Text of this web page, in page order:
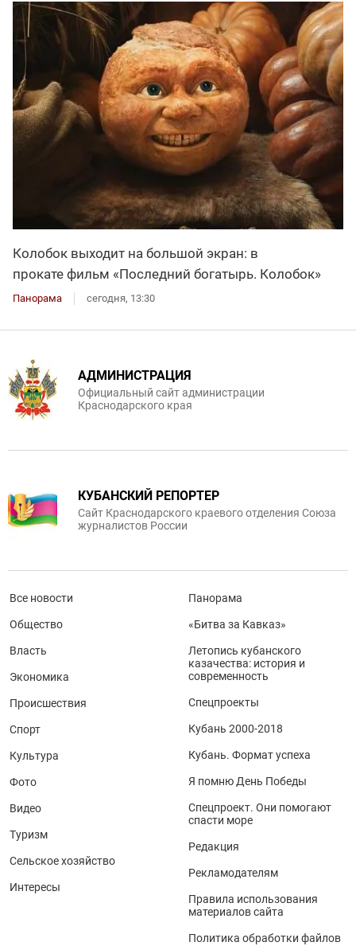
Колобок выходит на большой экран: в
прокате фильм «Последний богатырь. Колобок»
Панорама сегодня, 13:30
АДМИНИСТРАЦИЯ
Официальный сайт администрации
Краснодарского края
КУБАНСКИЙ РЕПОРТЕР
Сайт Краснодарского краевого отделения Союза
журналистов России
Все новости
Общество
Власть
Экономика
Происшествия
Спорт
Культура
Фото
Видео
Туризм
Сельское хозяйство
Интересы
Панорама
«Битва за Кавказ»
Летопись кубанского
казачества: история и
современность
Спецпроекты
Кубань 2000-2018
Кубань. Формат успеха
Я помню День Победы
Спецпроект. Они помогают
спасти море
Редакция
Рекламодателям
Правила использования
материалов сайта
Политика обработки файлов